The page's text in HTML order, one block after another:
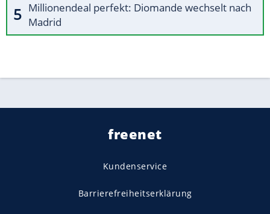
Millionendeal perfekt: Diomande wechselt nach
Madrid
freenet
Kundenservice
Barrierefreiheitserklärung